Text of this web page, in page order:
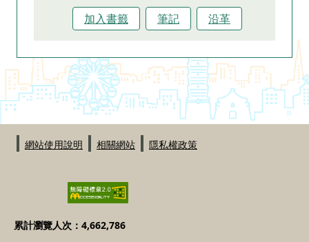
加入書籤 筆記 沿革
網站使用說明 相關網站 隱私權政策
累計瀏覽人次：4,662,786